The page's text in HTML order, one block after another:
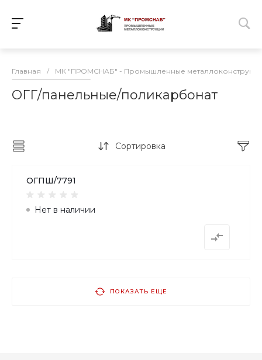
Главная / МК "ПРОМСНАБ" - Промышленные
ОГГ/панельные/поликарбонат
Сортировка
ОГПШ/7791
Нет в наличии
ПОКАЗАТЬ ЕЩЕ